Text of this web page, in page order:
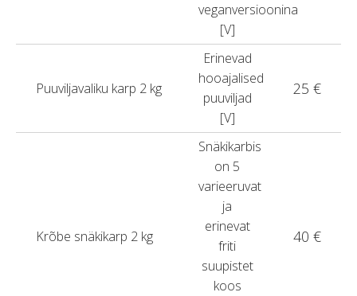
veganversioonina
[V]
Puuviljavaliku karp 2 kg
Erinevad
hooajalised
puuviljad
[V]
25 €
Krõbe snäkikarp 2 kg
Snäkikarbis
on 5
varieeruvat
ja
erinevat
friti
suupistet
koos
40 €